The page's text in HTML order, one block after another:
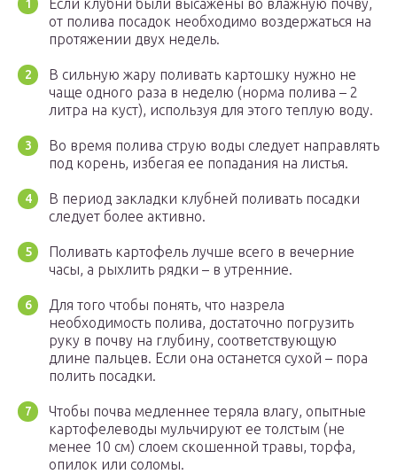
Если клубни были высажены во влажную почву,
от полива посадок необходимо воздержаться на
протяжении двух недель.
В сильную жару поливать картошку нужно не
чаще одного раза в неделю (норма полива – 2
литра на куст), используя для этого теплую воду.
Во время полива струю воды следует направлять
под корень, избегая ее попадания на листья.
В период закладки клубней поливать посадки
следует более активно.
Поливать картофель лучше всего в вечерние
часы, а рыхлить рядки – в утренние.
Для того чтобы понять, что назрела
необходимость полива, достаточно погрузить
руку в почву на глубину, соответствующую
длине пальцев. Если она останется сухой – пора
полить посадки.
Чтобы почва медленнее теряла влагу, опытные
картофелеводы мульчируют ее толстым (не
менее 10 см) слоем скошенной травы, торфа,
опилок или соломы.